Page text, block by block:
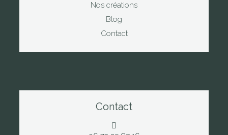
Nos créations
Blog
Contact
Contact